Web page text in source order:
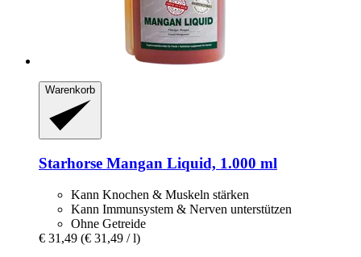
Warenkorb
Starhorse Mangan Liquid, 1.000 ml
Kann Knochen & Muskeln stärken
Kann Immunsystem & Nerven unterstützen
Ohne Getreide
€ 31,49 (€ 31,49 / l)